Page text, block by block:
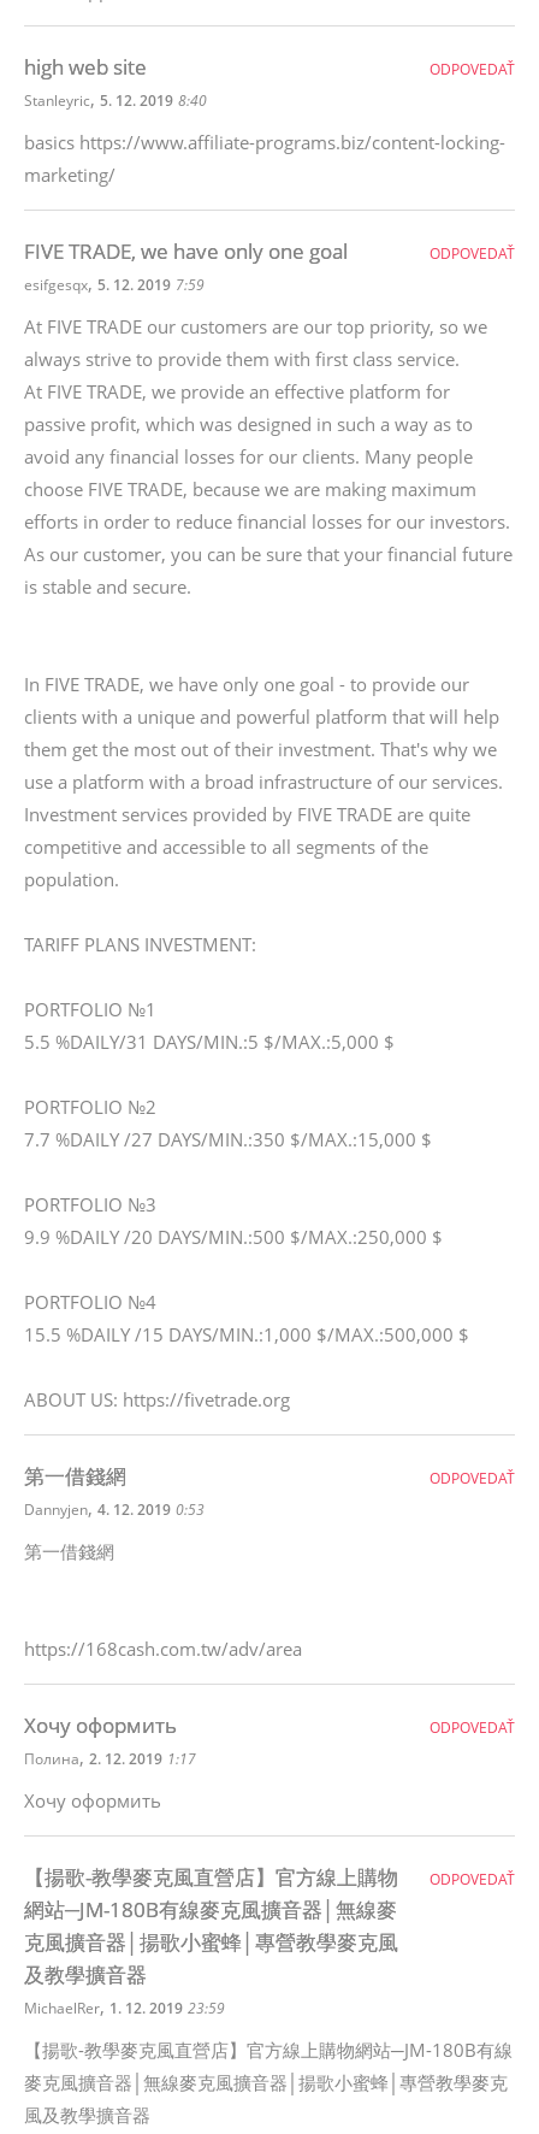
high web site
Stanleyric, 5. 12. 2019 8:40
basics https://www.affiliate-programs.biz/content-locking-
marketing/
ODPOVEDAŤ
FIVE TRADE, we have only one goal
esifgesqx, 5. 12. 2019 7:59
At FIVE TRADE our customers are our top priority, so we
always strive to provide them with first class service.
At FIVE TRADE, we provide an effective platform for
passive profit, which was designed in such a way as to
avoid any financial losses for our clients. Many people
choose FIVE TRADE, because we are making maximum
efforts in order to reduce financial losses for our investors.
As our customer, you can be sure that your financial future
is stable and secure.
In FIVE TRADE, we have only one goal - to provide our
clients with a unique and powerful platform that will help
them get the most out of their investment. That's why we
use a platform with a broad infrastructure of our services.
Investment services provided by FIVE TRADE are quite
competitive and accessible to all segments of the
population.
TARIFF PLANS INVESTMENT:
PORTFOLIO №1
5.5 %DAILY/31 DAYS/MIN.:5 $/MAX.:5,000 $
PORTFOLIO №2
7.7 %DAILY /27 DAYS/MIN.:350 $/MAX.:15,000 $
PORTFOLIO №3
9.9 %DAILY /20 DAYS/MIN.:500 $/MAX.:250,000 $
PORTFOLIO №4
15.5 %DAILY /15 DAYS/MIN.:1,000 $/MAX.:500,000 $
ABOUT US: https://fivetrade.org
ODPOVEDAŤ
第一借錢網
Dannyjen, 4. 12. 2019 0:53
第一借錢網
https://168cash.com.tw/adv/area
ODPOVEDAŤ
Хочу оформить
Полина, 2. 12. 2019 1:17
Хочу оформить
ODPOVEDAŤ
【揚歌-教學麥克風直營店】官方線上購物
網站─JM-180B有線麥克風擴音器│無線麥
克風擴音器│揚歌小蜜蜂│專營教學麥克風
及教學擴音器
MichaelRer, 1. 12. 2019 23:59
【揚歌-教學麥克風直營店】官方線上購物網站─JM-180B有線
麥克風擴音器│無線麥克風擴音器│揚歌小蜜蜂│專營教學麥克
風及教學擴音器
ODPOVEDAŤ